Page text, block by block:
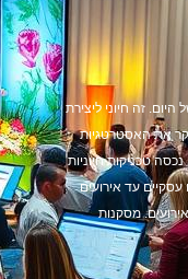
היום. זה חיוני ליצירת
את האסטרטגיות
טכניקות חיוניות
עד אירועים
מסקנות